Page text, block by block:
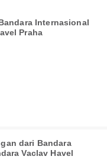
Internasional
Praha
dari Bandara
Vaclav Havel